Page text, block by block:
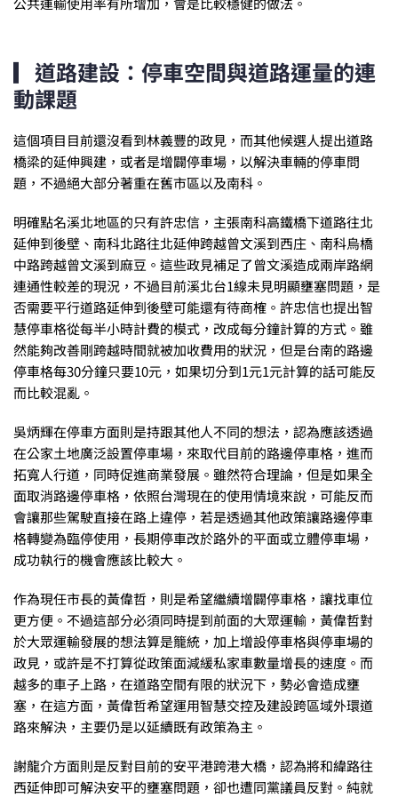
▎道路建設：停車空間與道路運量的連
動課題
這個項目目前還沒看到林義豐的政見，而其他候選人提出道路
橋梁的延伸興建，或者是增闢停車場，以解決車輛的停車問
題，不過絕大部分著重在舊市區以及南科。
明確點名溪北地區的只有許忠信，主張南科高鐵橋下道路往北
延伸到後壁、南科北路往北延伸跨越曾文溪到西庄、南科烏橋
中路跨越曾文溪到麻豆。這些政見補足了曾文溪造成兩岸路網
連通性較差的現況，不過目前溪北台1線未見明顯壅塞問題，是
否需要平行道路延伸到後壁可能還有待商榷。許忠信也提出智
慧停車格從每半小時計費的模式，改成每分鐘計算的方式。雖
然能夠改善剛跨越時間就被加收費用的狀況，但是台南的路邊
停車格每30分鐘只要10元，如果切分到1元1元計算的話可能反
而比較混亂。
吳炳輝在停車方面則是持跟其他人不同的想法，認為應該透過
在公家土地廣泛設置停車場，來取代目前的路邊停車格，進而
拓寬人行道，同時促進商業發展。雖然符合理論，但是如果全
面取消路邊停車格，依照台灣現在的使用情境來說，可能反而
會讓那些駕駛直接在路上違停，若是透過其他政策讓路邊停車
格轉變為臨停使用，長期停車改於路外的平面或立體停車場，
成功執行的機會應該比較大。
作為現任市長的黃偉哲，則是希望繼續增闢停車格，讓找車位
更方便。不過這部分必須同時提到前面的大眾運輸，黃偉哲對
於大眾運輸發展的想法算是籠統，加上增設停車格與停車場的
政見，或許是不打算從政策面減緩私家車數量增長的速度。而
越多的車子上路，在道路空間有限的狀況下，勢必會造成壅
塞，在這方面，黃偉哲希望運用智慧交控及建設跨區域外環道
路來解決，主要仍是以延續既有政策為主。
謝龍介方面則是反對目前的安平港跨港大橋，認為將和緯路往
西延伸即可解決安平的壅塞問題，卻也遭同黨議員反對。純就